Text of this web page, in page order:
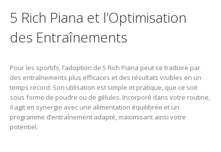
5 Rich Piana et l’Optimisation
des Entraînements
Pour les sportifs, l’adoption de 5 Rich Piana peut se traduire par
des entraînements plus efficaces et des résultats visibles en un
temps record. Son utilisation est simple et pratique, que ce soit
sous forme de poudre ou de gélules. Incorporé dans votre routine,
il agit en synergie avec une alimentation équilibrée et un
programme d’entraînement adapté, maximisant ainsi votre
potentiel.